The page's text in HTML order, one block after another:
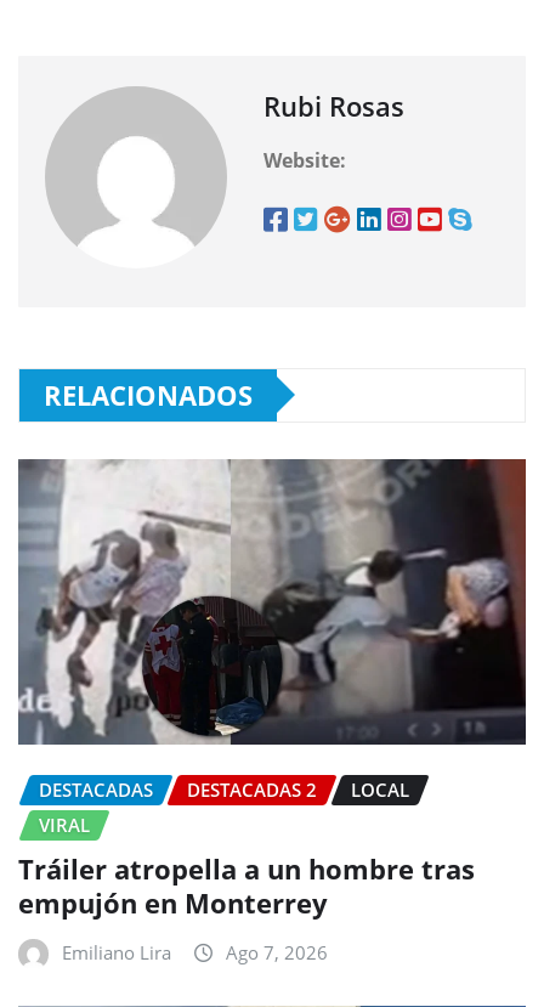
Rubi Rosas
Website:
RELACIONADOS
DESTACADAS DESTACADAS 2
LOCAL
VIRAL
Tráiler atropella a un hombre tras
empujón en Monterrey
Emiliano Lira Ago 7, 2026